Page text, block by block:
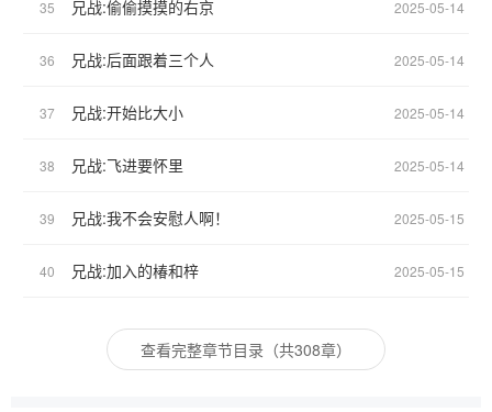
35 兄战:偷偷摸摸的右京 2025-05-14
36 兄战:后面跟着三个人 2025-05-14
37 兄战:开始比大小 2025-05-14
38 兄战:飞进要怀里 2025-05-14
39 兄战:我不会安慰人啊！ 2025-05-15
40 兄战:加入的椿和梓 2025-05-15
查看完整章节目录（共308章）